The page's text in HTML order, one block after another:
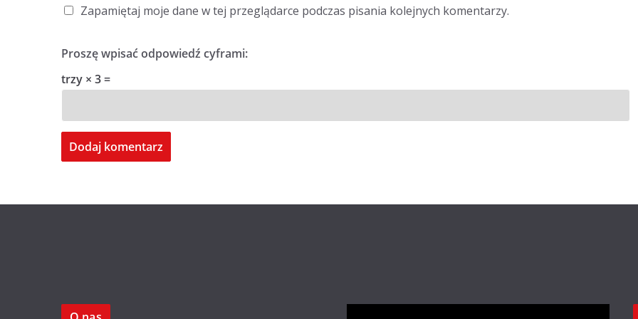
Zapamiętaj moje dane w tej przeglądarce podczas pisania kolejnych komentarzy.
Proszę wpisać odpowiedź cyframi:
trzy × 3 =